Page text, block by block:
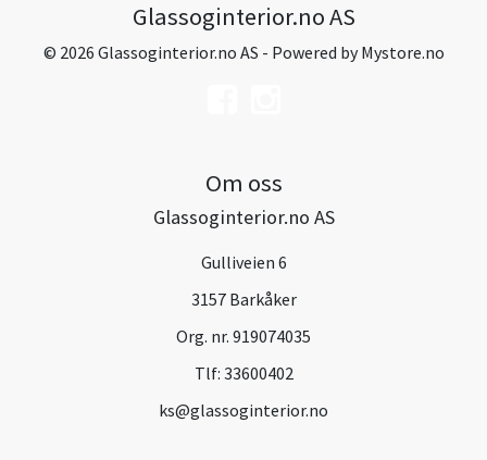
Glassoginterior.no AS
© 2026 Glassoginterior.no AS - Powered byMystore.no
Om oss
Glassoginterior.no AS
Gulliveien 6
3157 Barkåker
Org. nr. 919074035
Tlf: 33600402
ks@glassoginterior.no